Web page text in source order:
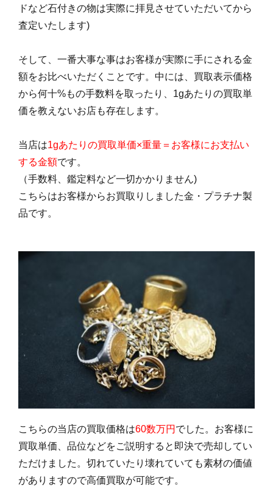
ドなど石付きの物は実際に拝見させていただいてから
査定いたします)
そして、一番大事な事はお客様が実際に手にされる金
額をお比べいただくことです。中には、買取表示価格
から何十%もの手数料を取ったり、1gあたりの買取単
価を教えないお店も存在します。
当店は1gあたりの買取単価×重量＝お客様にお支払い
する金額です。
（手数料、鑑定料など一切かかりません)
こちらはお客様からお買取りしました金・プラチナ製
品です。
こちらの当店の買取価格は60数万円 でした。お客様に
買取単価、品位などをご説明すると即決で売却してい
ただけました。切れていたり壊れていても素材の価値
がありますので高価買取が可能です。